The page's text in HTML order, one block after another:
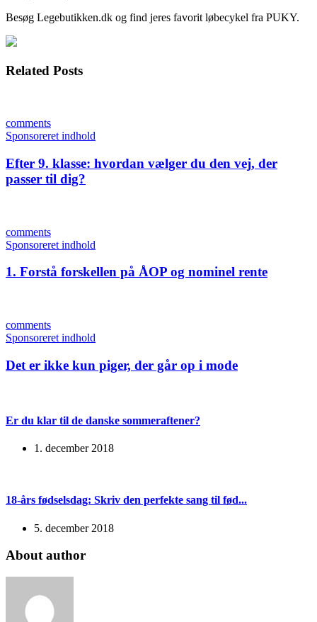
Besøg Legebutikken.dk og find jeres favorit løbecykel fra PUKY.
Related Posts
comments
Sponsoreret indhold
Efter 9. klasse: hvordan vælger du den vej, der
passer til dig?
comments
Sponsoreret indhold
1. Forstå forskellen på ÅOP og nominel rente
comments
Sponsoreret indhold
Det er ikke kun piger, der går op i mode
Er du klar til de danske sommeraftener?
1. december 2018
18-års fødselsdag: Skriv den perfekte sang til fød...
5. december 2018
About author